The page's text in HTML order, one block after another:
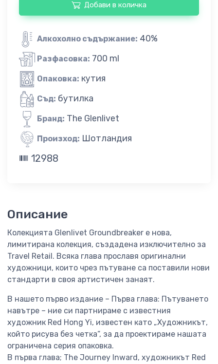
Добави в количка
Алкохолно съдържание: 40%
Разфасовка: 700 ml
Опаковка: кутия
Съд: бутилка
Бранд: The Glenlivet
Произход: Шотландия
12988
Описание
Колекцията Glenlivet Groundbreaker е нова,
лимитирана колекция, създадена изключително за
Travel Retail. Всяка глава прославя оригинални
художници, които чрез пътуване са поставили нови
стандарти в своя артистичен занаят.
В нашето първо издание – Първа глава: Пътуването
навътре – ние си партнираме с известния
художник Red Hong Yi, известен като „Художникът,
който рисува без четка“, за да проектираме нашата
ограничена серия опаковка.
В първа глава; The Journey Inward, художникът Red